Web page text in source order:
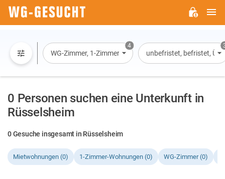
4
WG-Zimmer, 1-Zimmer-Wohnung, Wohnung, Haus
unbefristet, befristet,
0 Personen suchen eine Unterkunft in
Rüsselsheim
0 Gesuche insgesamt in Rüsselsheim
Mietwohnungen (0) 1-Zimmer-Wohnungen (0) WG-Zimmer (0)